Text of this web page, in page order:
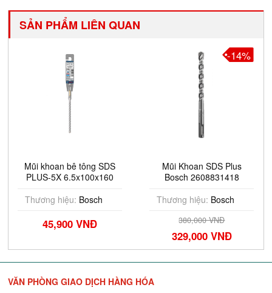
SẢN PHẨM LIÊN QUAN
Mũi khoan bê tông SDS
PLUS-5X 6.5x100x160
2608706882
Thương hiệu: Bosch
45,900 VNĐ
Mũi Khoan SDS Plus
Bosch 2608831418
Thương hiệu: Bosch
380,000 VNĐ
329,000 VNĐ
-14%
VĂN PHÒNG GIAO DỊCH HÀNG HÓA